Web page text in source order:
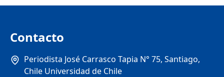
Contacto
Periodista José Carrasco Tapia N° 75, Santiago,
Chile Universidad de Chile